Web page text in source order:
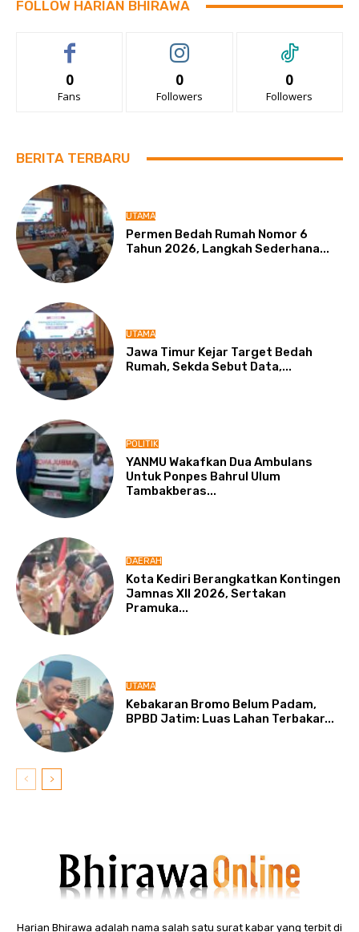
FOLLOW HARIAN BHIRAWA
0
Fans
0
Followers
0
Followers
BERITA TERBARU
UTAMA
Permen Bedah Rumah Nomor 6
Tahun 2026, Langkah Sederhana...
UTAMA
Jawa Timur Kejar Target Bedah
Rumah, Sekda Sebut Data,...
POLITIK
YANMU Wakafkan Dua Ambulans
Untuk Ponpes Bahrul Ulum
Tambakberas...
DAERAH
Kota Kediri Berangkatkan Kontingen
Jamnas XII 2026, Sertakan
Pramuka...
UTAMA
Kebakaran Bromo Belum Padam,
BPBD Jatim: Luas Lahan Terbakar...
Harian Bhirawa adalah nama salah satu surat kabar yang terbit di